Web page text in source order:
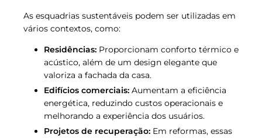
As esquadrias sustentáveis podem ser utilizadas em
vários contextos, como:
Residências: Proporcionam conforto térmico e
acústico, além de um design elegante que
valoriza a fachada da casa.
Edifícios comerciais: Aumentam a eficiência
energética, reduzindo custos operacionais e
melhorando a experiência dos usuários.
Projetos de recuperação: Em reformas, essas